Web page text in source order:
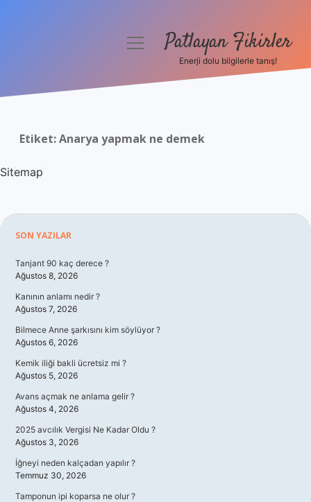
Yasal Uyarı
Hakkımızda
menüyüPatlayan Fikirler
Enerji dolu bilgilerle tanış!
Etiket:Anarya yapmak ne demek
Sitemap
Sidebar
SON YAZILAR
Tanjant 90 kaç derece ?
Ağustos 8, 2026
Kanının anlamı nedir ?
Ağustos 7, 2026
Bilmece Anne şarkısını kim söylüyor ?
Ağustos 6, 2026
Kemik iliği bakli ücretsiz mi ?
Ağustos 5, 2026
Avans açmak ne anlama gelir ?
Ağustos 4, 2026
2025 avcılık Vergisi Ne Kadar Oldu ?
Ağustos 3, 2026
İğneyi neden kalçadan yapılır ?
Temmuz 30, 2026
Tamponun ipi koparsa ne olur ?